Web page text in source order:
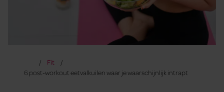
Fit
6 post-workout eetvalkuilen waar je waarschijnlijk intrapt